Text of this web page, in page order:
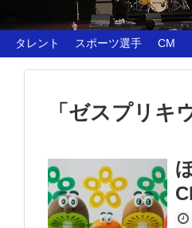
タレント スポーツ選手 CM
「 ゼスプリキ